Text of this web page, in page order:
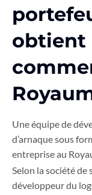
obtient
Une équipe de
d’arnaque sous
entreprise au
Selon la société
développeur du